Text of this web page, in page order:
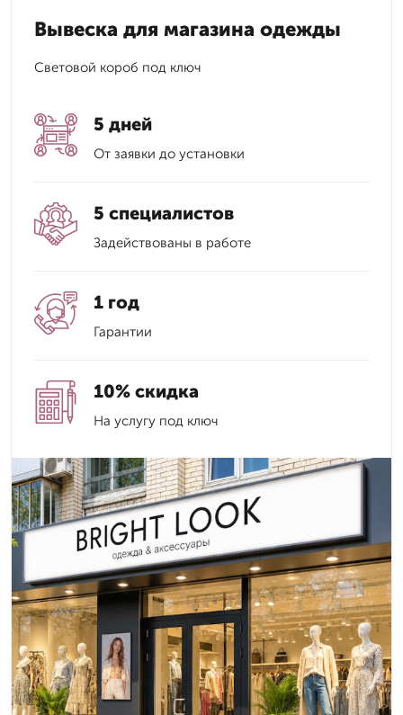
Вывеска для магазина одежды
Световой короб под ключ
5 дней
От заявки до установки
5 специалистов
Задействованы в работе
1 год
Гарантии
10% скидка
На услугу под ключ